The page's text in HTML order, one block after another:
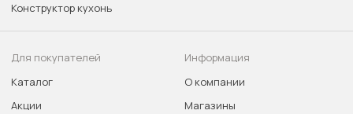
Конструктор кухонь
Для покупателей
Каталог
Акции
Информация
О компании
Магазины